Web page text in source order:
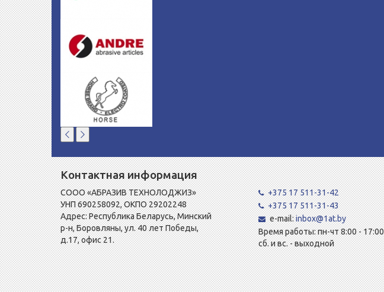
Контактная информация
СООО «АБРАЗИВ ТЕХНОЛОДЖИЗ»
УНП 690258092, ОКПО 29202248
Адрес: Республика Беларусь, Минский
р-н, Боровляны, ул. 40 лет Победы,
д.17, офис 21.
+375 17 511-31-42
+375 17 511-31-43
e-mail:inbox@1at.by
Время работы: пн-чт 8:00 - 17:00
сб. и вс. - выходной